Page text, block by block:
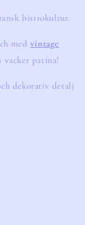
bistrokultur.
med vintage
vacker patina!
dekorativ detalj